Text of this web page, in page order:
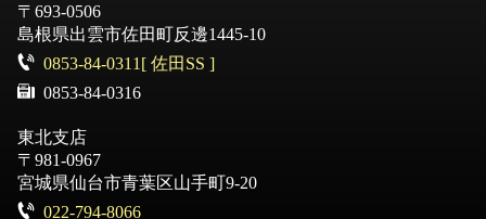
〒693-0506
島根県出雲市佐田町反邊1445-10
0853-84-0311[ 佐田SS ]
0853-84-0316
東北支店
〒981-0967
宮城県仙台市青葉区山手町9-20
022-794-8066